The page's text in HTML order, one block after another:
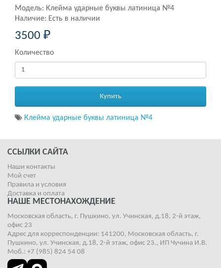
Модель: Клейма ударные буквы латиница №4
Наличие: Есть в наличии
3500 ₽
Количество
Купить
Клейма ударные буквы латиница №4
ССЫЛКИ САЙТА
Наши контакты
Мой счет
Правила и условия
Доставка и оплата
НАШЕ МЕСТОНАХОЖДЕНИЕ
Московская область, г. Пушкино, ул. Учинская, д.18, 2-й этаж,
офис 23
Адрес для корреспонденции: 141200, Московская область, г.
Пушкино, ул. Учинская, д.18, 2-й этаж, офис 23., ИП Чучина И.В.
Моб.: +7 (985) 824 54 08